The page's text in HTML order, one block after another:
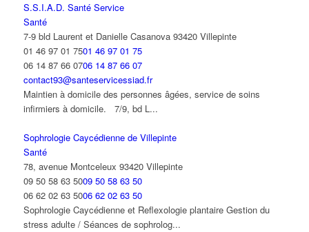
S.S.I.A.D. Santé Service
Santé
7-9 bld Laurent et Danielle Casanova 93420 Villepinte
01 46 97 01 7501 46 97 01 75
06 14 87 66 0706 14 87 66 07
contact93@santeservicessiad.fr
Maintien à domicile des personnes âgées, service de soins
infirmiers à domicile. 7/9, bd L...
Sophrologie Caycédienne de Villepinte
Santé
78, avenue Montceleux 93420 Villepinte
09 50 58 63 5009 50 58 63 50
06 62 02 63 5006 62 02 63 50
Sophrologie Caycédienne et Reflexologie plantaire Gestion du
stress adulte / Séances de sophrolog...